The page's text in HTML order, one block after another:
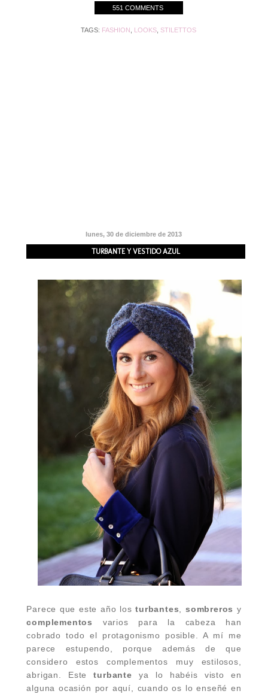
551 COMMENTS
TAGS: FASHION LOOKS STILETTOS
lunes, 30 de diciembre de 2013
TURBANTE Y VESTIDO AZUL
Parece que este año losturbantes, sombreros y
complementos varios para la cabeza han
cobrado todo el protagonismo posible. A mí me
parece estupendo, porque además de que
considero estos complementos muy estilosos,
abrigan. Esteturbante ya lo habéis visto en
alguna ocasión por aquí, cuando os lo enseñé en